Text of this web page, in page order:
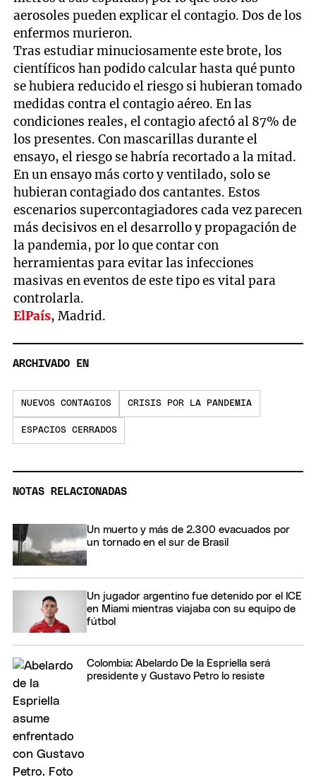
aerosoles pueden explicar el contagio. Dos de los
enfermos murieron.
Tras estudiar minuciosamente este brote, los
científicos han podido calcular hasta qué punto
se hubiera reducido el riesgo si hubieran tomado
medidas contra el contagio aéreo. En las
condiciones reales, el contagio afectó al 87% de
los presentes. Con mascarillas durante el
ensayo, el riesgo se habría recortado a la mitad.
En un ensayo más corto y ventilado, solo se
hubieran contagiado dos cantantes. Estos
escenarios supercontagiadores cada vez parecen
más decisivos en el desarrollo y propagación de
la pandemia, por lo que contar con
herramientas para evitar las infecciones
masivas en eventos de este tipo es vital para
controlarla.
ElPaís, Madrid.
ARCHIVADO EN
NUEVOS CONTAGIOS CRISIS POR LA PANDEMIA
ESPACIOS CERRADOS
NOTAS RELACIONADAS
Un muerto y más de 2.300 evacuados por
un tornado en el sur de Brasil
Un jugador argentino fue detenido por el ICE
en Miami mientras viajaba con su equipo de
fútbol
Colombia: Abelardo De la Espriella será
presidente y Gustavo Petro lo resiste